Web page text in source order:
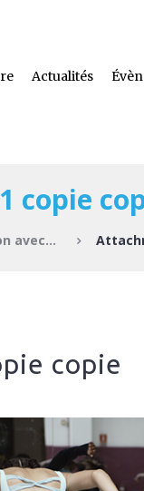
Actualités
copie
avec...
copie